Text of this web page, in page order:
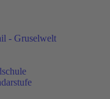
- Gruselwelt